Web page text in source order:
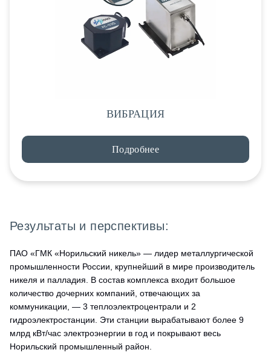
ВИБРАЦИЯ
Подробнее
Результаты и перспективы:
ПАО «ГМК «Норильский никель» — лидер металлургической
промышленности России, крупнейший в мире производитель
никеля и палладия. В состав комплекса входит большое
количество дочерних компаний, отвечающих за
коммуникации, — 3 теплоэлектроцентрали и 2
гидроэлектростанции. Эти станции вырабатывают более 9
млрд кВт/час электроэнергии в год и покрывают весь
Норильский промышленный район.